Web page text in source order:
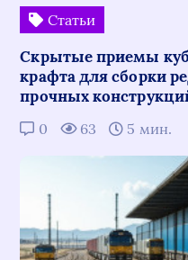
Статьи
Скрытые приемы
крафта для сборки
прочных
0 63 5 мин.